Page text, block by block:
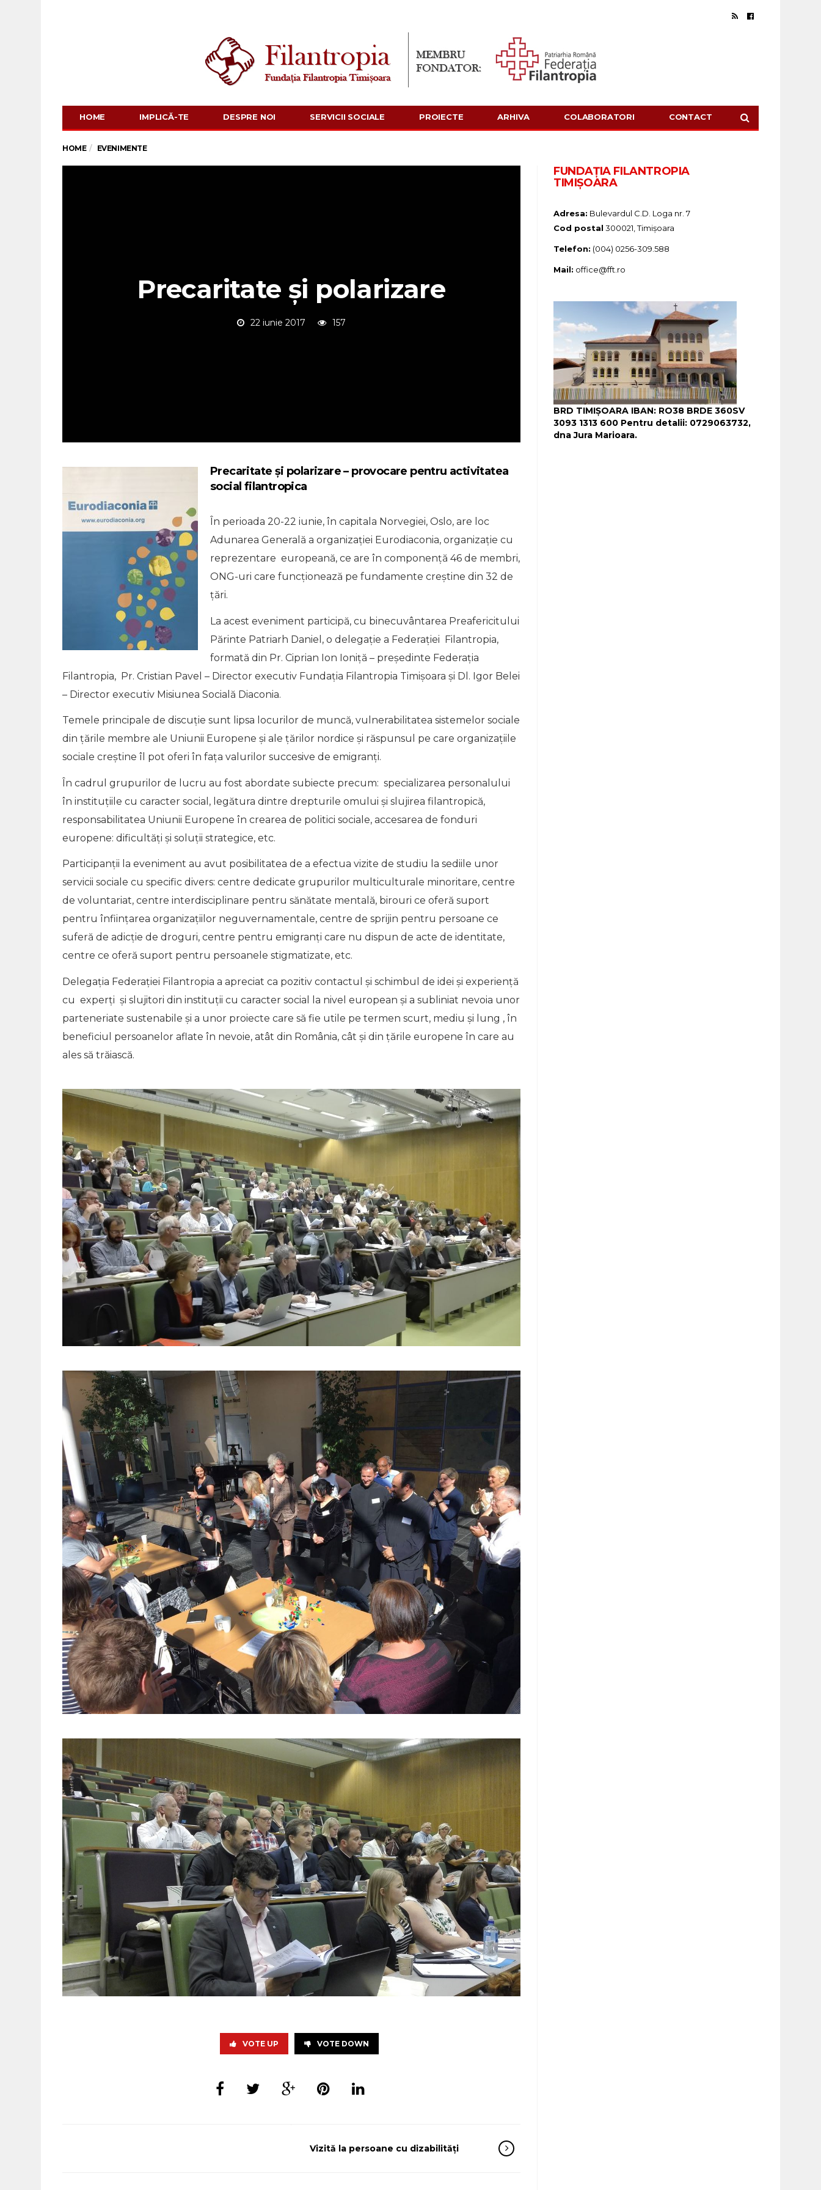
HOME IMPLICĂ-TE DESPRE NOI SERVICII SOCIALE PROIECTE ARHIVA COLABORATORI CONTACT
HOME EVENIMENTE
Precaritate şi polarizare
22 iunie 2017 157
Precaritate și polarizare – provocare pentru activitatea
social filantropica
În perioada 20-22 iunie, în capitala Norvegiei, Oslo, are loc
Adunarea Generală a organizației Eurodiaconia, organizație cu
reprezentare europeană, ce are în componență 46 de membri,
ONG-uri care funcționează pe fundamente creștine din 32 de
țări.
La acest eveniment participă, cu binecuvântarea Preafericitului
Părinte Patriarh Daniel, o delegație a Federației Filantropia,
formată din Pr. Ciprian Ion Ioniță – președinte Federația
Filantropia, Pr. Cristian Pavel – Director executiv Fundația Filantropia Timișoara și Dl. Igor Belei
– Director executiv Misiunea Socială Diaconia.
Temele principale de discuție sunt lipsa locurilor de muncă, vulnerabilitatea sistemelor sociale
din țările membre ale Uniunii Europene și ale țărilor nordice și răspunsul pe care organizațiile
sociale creștine îl pot oferi în fața valurilor succesive de emigranți.
În cadrul grupurilor de lucru au fost abordate subiecte precum: specializarea personalului
în instituțiile cu caracter social, legătura dintre drepturile omului și slujirea filantropică,
responsabilitatea Uniunii Europene în crearea de politici sociale, accesarea de fonduri
europene: dificultăți și soluții strategice, etc.
Participanții la eveniment au avut posibilitatea de a efectua vizite de studiu la sediile unor
servicii sociale cu specific divers: centre dedicate grupurilor multiculturale minoritare, centre
de voluntariat, centre interdisciplinare pentru sănătate mentală, birouri ce oferă suport
pentru înființarea organizațiilor neguvernamentale, centre de sprijin pentru persoane ce
suferă de adicție de droguri, centre pentru emigranți care nu dispun de acte de identitate,
centre ce oferă suport pentru persoanele stigmatizate, etc.
Delegația Federației Filantropia a apreciat ca pozitiv contactul și schimbul de idei și experiență
cu experți și slujitori din instituții cu caracter social la nivel european și a subliniat nevoia unor
parteneriate sustenabile și a unor proiecte care să fie utile pe termen scurt, mediu și lung , în
beneficiul persoanelor aflate în nevoie, atât din România, cât și din țările europene în care au
ales să trăiască.
VOTE UP VOTE DOWN
Vizită la persoane cu dizabilități
FUNDAŢIA FILANTROPIA
TIMIȘOARA
Adresa: Bulevardul C.D. Loga nr. 7
Cod postal 300021, Timișoara
Telefon: (004) 0256-309.588
Mail: office@fft.ro
BRD TIMIȘOARA IBAN: RO38 BRDE 360SV
3093 1313 600 Pentru detalii: 0729063732,
dna Jura Marioara.